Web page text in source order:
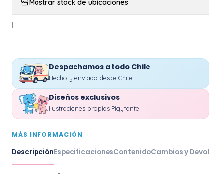
Mostrar stock de ubicaciones
|
Despachamos a todo Chile
Hecho y enviado desde Chile
Diseños exclusivos
Ilustraciones propias Pigyfante
MÁS INFORMACIÓN
DescripciónEspecificacionesContenidoCambios y